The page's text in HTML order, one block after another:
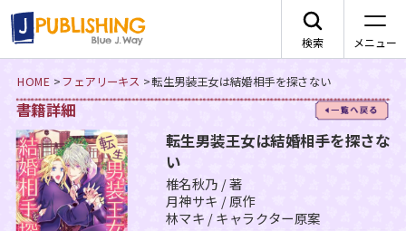
検索 メニュー
JA
レーベルから探す
HOME >フェアリーキス >転生男装王女は結婚相手を探さない
書籍詳細
転生男装王女は結婚相手を探さな
い
椎名秋乃 / 著
月神サキ / 原作
林マキ / キャラクター原案